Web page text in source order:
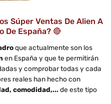
Súper Ventas De Alien A
De España? 🔴
que actualmente son los
en España y que te permitirán
y comprobar todas y cada
reales han hecho con
comodidad,...de este tipo